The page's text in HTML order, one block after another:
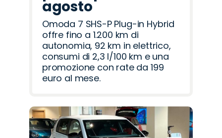
agosto
Omoda 7 SHS-P Plug-in Hybrid
offre fino a 1.200 km di
autonomia, 92 km in elettrico,
consumi di 2,3 l/100 km e una
promozione con rate da 199
euro al mese.